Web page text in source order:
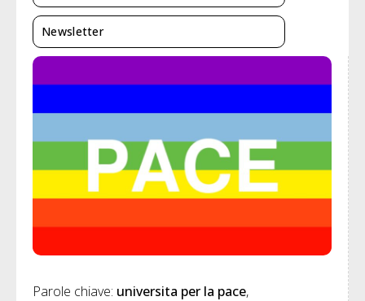
Parole chiave: universita per la pace
Newsletter